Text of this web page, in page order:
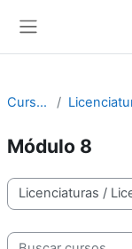
Cursos
Módulo 8
Categorías
Buscar cursos